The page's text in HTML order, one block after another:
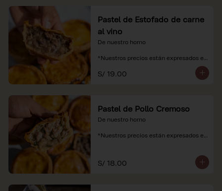
Pastel de Estofado de carne
al vino
De nuestro horno
*Nuestros precios están expresados en
recargo al consumo.
S/ 19.00
Pastel de Pollo Cremoso
De nuestro horno
*Nuestros precios están expresados en
S/ 18.00